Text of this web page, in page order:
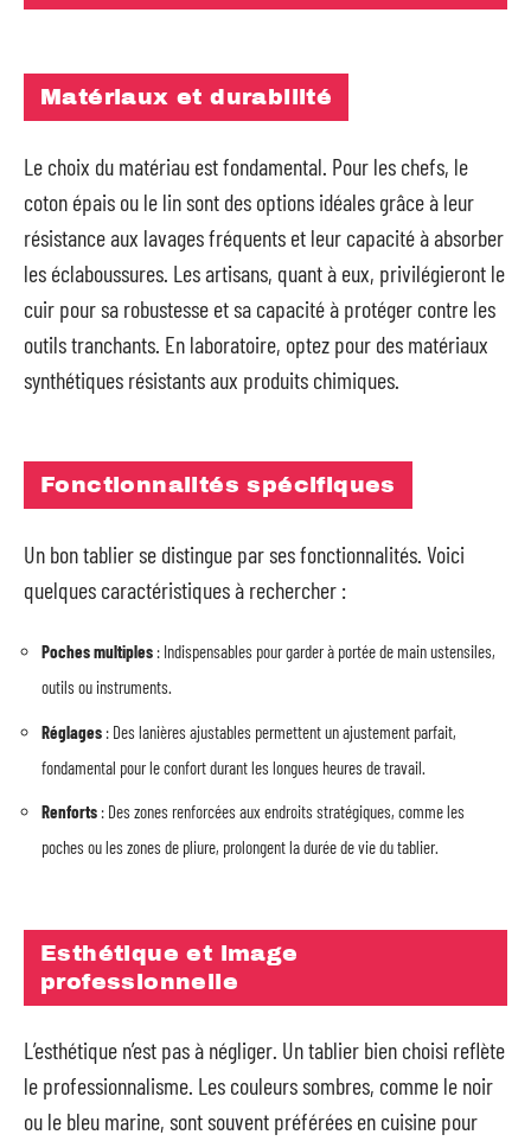
Matériaux et durabilité
Le choix du matériau est fondamental. Pour les chefs, le
coton épais ou le lin sont des options idéales grâce à leur
résistance aux lavages fréquents et leur capacité à absorber
les éclaboussures. Les artisans, quant à eux, privilégieront le
cuir pour sa robustesse et sa capacité à protéger contre les
outils tranchants. En laboratoire, optez pour des matériaux
synthétiques résistants aux produits chimiques.
Fonctionnalités spécifiques
Un bon tablier se distingue par ses fonctionnalités. Voici
quelques caractéristiques à rechercher :
Poches multiples : Indispensables pour garder à portée de main ustensiles,
outils ou instruments.
Réglages : Des lanières ajustables permettent un ajustement parfait,
fondamental pour le confort durant les longues heures de travail.
Renforts : Des zones renforcées aux endroits stratégiques, comme les
poches ou les zones de pliure, prolongent la durée de vie du tablier.
Esthétique et image
professionnelle
L’esthétique n’est pas à négliger. Un tablier bien choisi reflète
le professionnalisme. Les couleurs sombres, comme le noir
ou le bleu marine, sont souvent préférées en cuisine pour